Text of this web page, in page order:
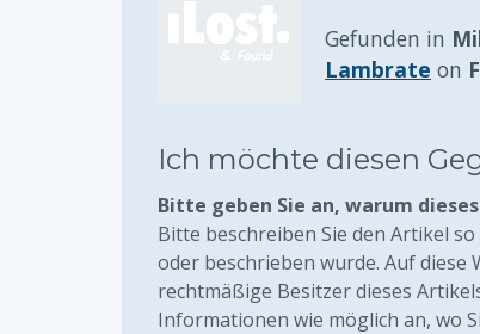
Gefunden in
Lambrate on
Ich möchte diesen
Bitte geben Sie an, warum
Bitte beschreiben Sie den Artikel
oder beschrieben wurde. Auf diese
rechtmäßige Besitzer dieses
Informationen wie möglich an, wo